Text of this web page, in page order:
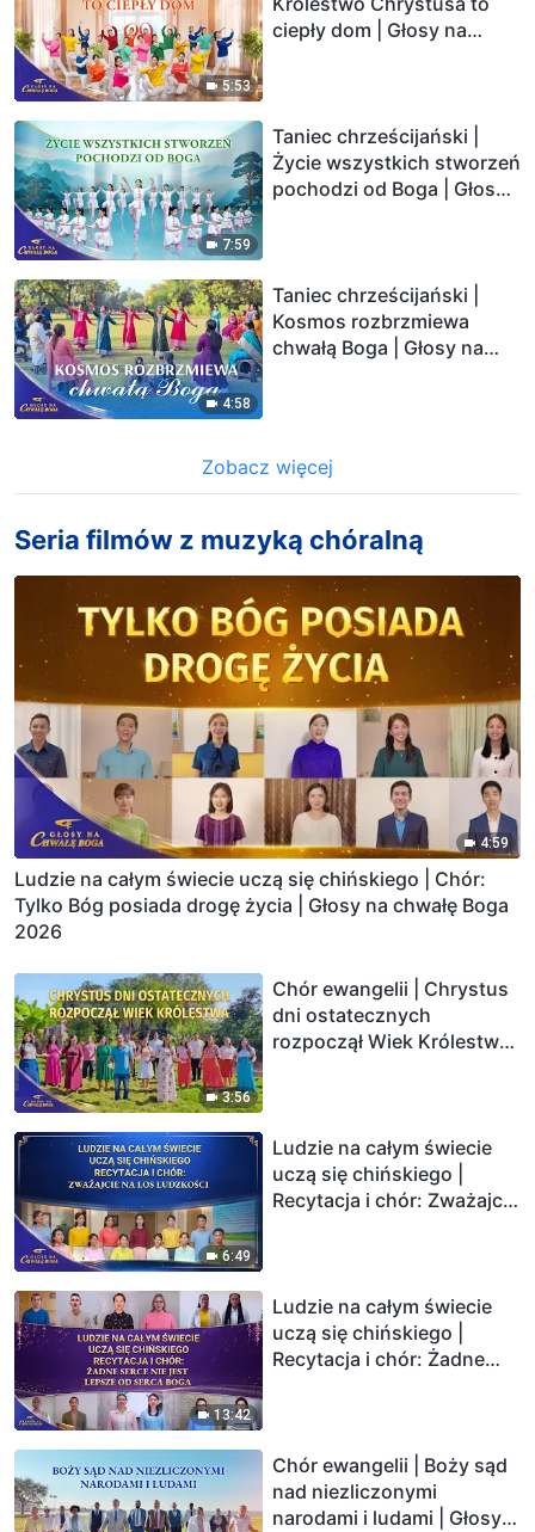
5:53
ciepły dom | Głosy na
7:59
Taniec chrześcijański |
Życie wszystkich stworzeń
pochodzi od Boga | Głosy
4:58
Taniec chrześcijański |
Kosmos rozbrzmiewa
chwałą Boga | Głosy na
Zobacz więcej
Seria filmów z muzyką chóralną
4:59
Ludzie na całym świecie uczą się chińskiego | Chór:
Tylko Bóg posiada drogę życia | Głosy na chwałę Boga
2026
3:56
Chór ewangelii | Chrystus
dni ostatecznych
rozpoczął Wiek Królestwa |
6:49
Ludzie na całym świecie
uczą się chińskiego |
Recytacja i chór: Zważajcie
13:42
Ludzie na całym świecie
uczą się chińskiego |
Recytacja i chór: Żadne
Chór ewangelii | Boży sąd
nad niezliczonymi
narodami i ludami | Głosy